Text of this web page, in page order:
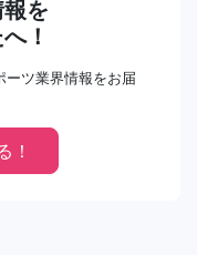
を
！
ーツ業界情報をお届
！